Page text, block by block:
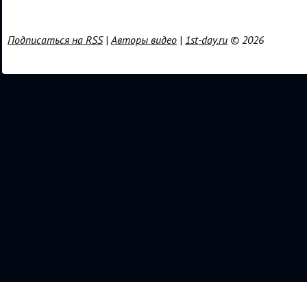
Подписаться на RSS|Авторы видео | 1st-day.ru © 2026